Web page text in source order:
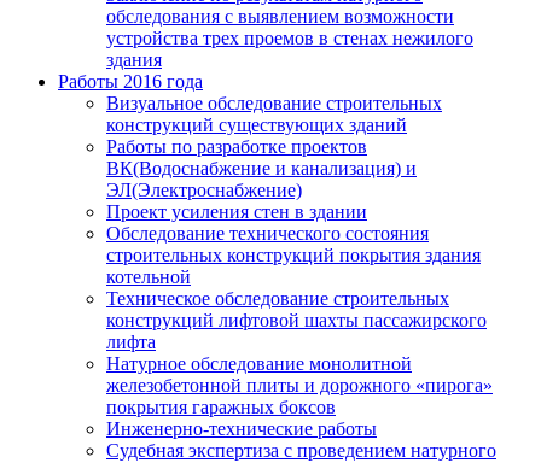
обследования с выявлением возможности
устройства трех проемов в стенах нежилого
здания
Работы 2016 года
Визуальное обследование строительных
конструкций существующих зданий
Работы по разработке проектов
ВК(Водоснабжение и канализация) и
ЭЛ(Электроснабжение)
Проект усиления стен в здании
Обследование технического состояния
строительных конструкций покрытия здания
котельной
Техническое обследование строительных
конструкций лифтовой шахты пассажирского
лифта
Натурное обследование монолитной
железобетонной плиты и дорожного «пирога»
покрытия гаражных боксов
Инженерно-технические работы
Судебная экспертиза с проведением натурного